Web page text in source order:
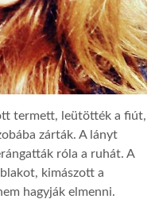
termett, leütötték a fiút,
zárták. A lányt
róla a ruhát. A
kimászott a
hagyják elmenni.